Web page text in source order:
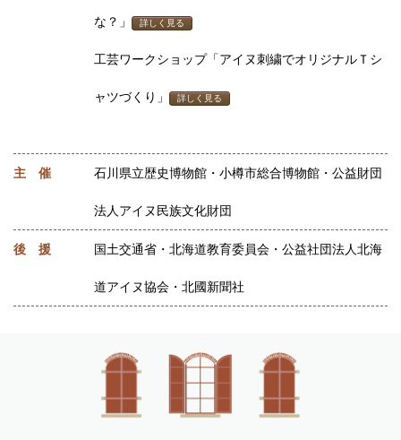
な？」 詳しく見る
工芸ワークショップ「アイヌ刺繍でオリジナルＴシ
ャツづくり」 詳しく見る
主 催 石川県立歴史博物館・小樽市総合博物館・公益財団
法人アイヌ民族文化財団
後 援 国土交通省・北海道教育委員会・公益社団法人北海
道アイヌ協会・北國新聞社